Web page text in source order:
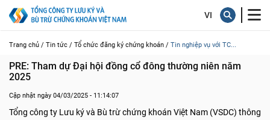
Trang chủ / Tin tức / Tổ chức đăng ký chứng khoán / Tin nghiệp vụ với TC...
PRE: Tham dự Đại hội đồng cổ đông thường niên năm
2025
Cập nhật ngày 04/03/2025 - 11:14:07
Tổng công ty Lưu ký và Bù trừ chứng khoán Việt Nam (VSDC) thông